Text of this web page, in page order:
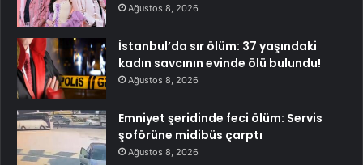
Ağustos 8, 2026
İstanbul’da sır ölüm: 37 yaşındaki
kadın savcının evinde ölü bulundu!
Ağustos 8, 2026
Emniyet şeridinde feci ölüm: Servis
şoförüne midibüs çarptı
Ağustos 8, 2026